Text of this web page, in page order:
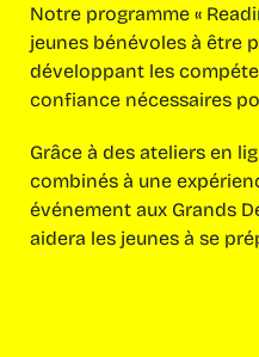
Notre programme «
jeunes bénévoles à être
développant les
confiance nécessaires
Grâce à des ateliers en
combinés à une
événement aux Grands
aidera les jeunes à se